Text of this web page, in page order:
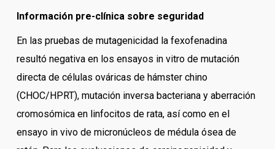
Información pre-clínica sobre seguridad
En las pruebas de mutagenicidad la fexofenadina
resultó negativa en los ensayos in vitro de mutación
directa de células ováricas de hámster chino
(CHOC/HPRT), mutación inversa bacteriana y aberración
cromosómica en linfocitos de rata, así como en el
ensayo in vivo de micronúcleos de médula ósea de